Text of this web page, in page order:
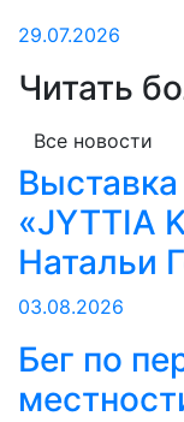
29.07.2026
Читать
Все новости
«JYTTIA
Натальи
03.08.2026
Бег по